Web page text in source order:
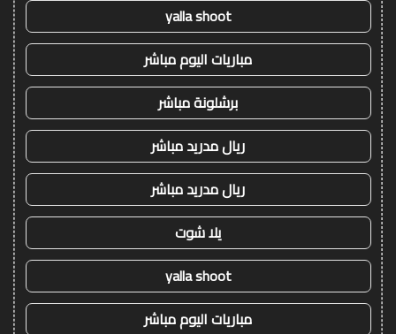
yalla shoot
مباريات اليوم مباشر
برشلونة مباشر
ريال مدريد مباشر
ريال مدريد مباشر
يلا شوت
yalla shoot
مباريات اليوم مباشر